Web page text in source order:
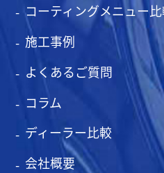
コーティングメニュー
施工事例
よくあるご質問
コラム
ディーラー比較
会社概要